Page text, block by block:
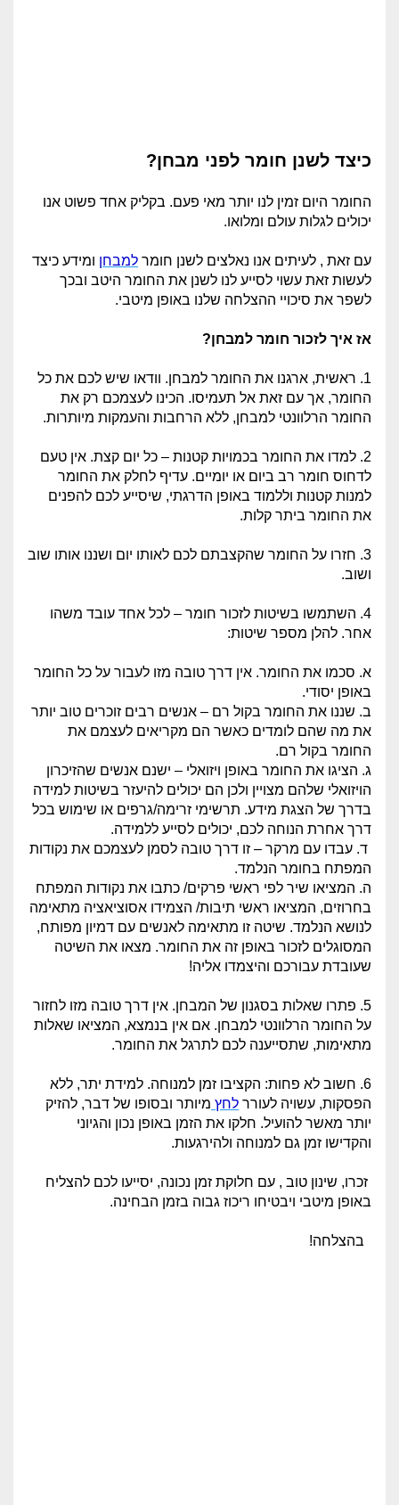
כיצד לשנן חומר לפני מבחן?
החומר היום זמין לנו יותר מאי פעם. בקליק אחד פשוט אנו
יכולים לגלות עולם ומלואו.
עם זאת , לעיתים אנו נאלצים לשנן חומר למבחן ומידע כיצד
לעשות זאת עשוי לסייע לנו לשנן את החומר היטב ובכך
לשפר את סיכויי ההצלחה שלנו באופן מיטבי.
אז איך לזכור חומר למבחן?
1. ראשית, ארגנו את החומר למבחן. וודאו שיש לכם את כל
החומר, אך עם זאת אל תעמיסו. הכינו לעצמכם רק את
החומר הרלוונטי למבחן, ללא הרחבות והעמקות מיותרות.
2. למדו את החומר בכמויות קטנות – כל יום קצת.
אין טעם
לדחוס חומר רב ביום או יומיים. עדיף לחלק את החומר
למנות קטנות וללמוד באופן הדרגתי, שיסייע לכם להפנים
את החומר ביתר קלות.
3. חזרו על החומר שהקצבתם לכם לאותו יום ושננו אותו שוב
ושוב.
4. השתמשו בשיטות לזכור חומר – לכל אחד עובד משהו
אחר. להלן מספר שיטות:
א. סכמו את החומר. אין דרך טובה מזו לעבור על כל החומר
באופן יסודי.
ב. שננו את החומר בקול רם – אנשים רבים זוכרים טוב יותר
את מה שהם לומדים כאשר הם מקריאים לעצמם את
החומר בקול רם.
ג. הציגו את החומר באופן ויזואלי – ישנם אנשים שהזיכרון
הויזואלי שלהם מצויין ולכן הם יכולים להיעזר בשיטות למידה
בדרך של הצגת מידע. תרשימי זרימה/גרפים או שימוש בכל
דרך אחרת הנוחה לכם, יכולים לסייע ללמידה.
ד. עבדו עם מרקר – זו דרך טובה לסמן לעצמכם את נקודות
המפתח בחומר הנלמד.
ה. המציאו שיר לפי ראשי פרקים/ כתבו את נקודות המפתח
בחרוזים, המציאו ראשי תיבות/ הצמידו אסוציאציה מתאימה
לנושא הנלמד. שיטה זו מתאימה לאנשים עם דמיון מפותח,
המסוגלים לזכור באופן זה את החומר. מצאו את השיטה
שעובדת עבורכם והיצמדו אליה!
5. פתרו שאלות בסגנון של המבחן.
אין דרך טובה מזו לחזור
על החומר הרלוונטי למבחן. אם אין בנמצא, המציאו שאלות
מתאימות, שתסייענה לכם לתרגל את החומר.
6. חשוב לא פחות: הקציבו זמן למנוחה. למידת יתר, ללא
הפסקות, עשויה לעורר לחץ מיותר ובסופו של דבר, להזיק
יותר מאשר להועיל. חלקו את הזמן באופן נכון והגיוני
והקדישו זמן גם למנוחה ולהירגעות.
זכרו, שינון טוב , עם חלוקת זמן נכונה, יסייעו לכם להצליח
באופן מיטבי ויבטיחו ריכוז גבוה בזמן הבחינה.
בהצלחה!